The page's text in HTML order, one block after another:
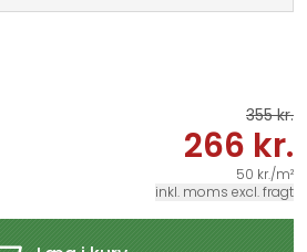
355 kr.
266 kr.
50 kr./m²
inkl. moms excl. fragt